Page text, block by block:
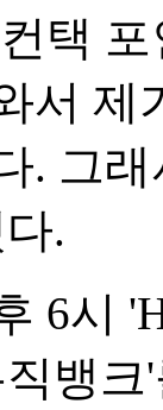
택
서 제
. 그
.
6시
뱅